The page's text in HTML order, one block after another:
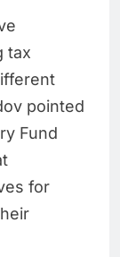
tax
pointed
Fund
for